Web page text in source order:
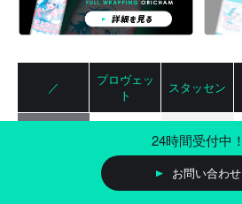
／
プロヴェッ
ト
スタッセン
円）
（税込3,289
円）
1,980円 2,980円
24時間受付中！
お問い合わせ